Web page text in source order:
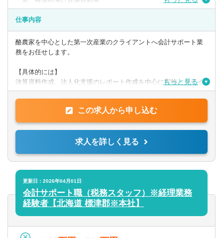
・日商簿記検定3級
【歓迎】
・日商簿記検定2級
・Word、Evcel、Powerpoint
◎求める人物像
上記スキル等を有し、自立して前向きに取り組むことができる
方。
第一次産業への熱い思いを持った方は歓迎します。
仕事内容
酪農家を中心とした第一次産業のクライアントへ会計サポート業
務をお任せします。
【具体的には】
決算資料作成、法人化支援のレポート作成を中心に実施。クライ
アントへ訪問し、ヒアリング、経営課題解決に向けたサポートを
行います。
提供サービス
帳簿/試算表/決算書作成の代行、法人化支援と財務分析、事業or投
計画書の作成支援、事業承継プランの立案支援 ほか
もっと見る
この求人から申し込む
求人を詳しく見る
更新日：2026年04月01日
会計サポート職（税務スタッフ）※経理業務
経験者【北海道 標津郡※本社】